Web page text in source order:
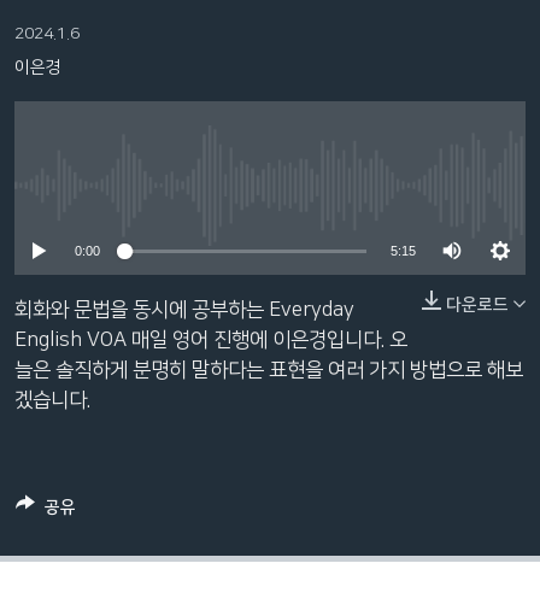
이
동
션
으
로
이
동
로
언어 선택
구독
2024.1.6
이은경
0:00 5:15
다운로드
회화와 문법을 동시에 공부하는 Everyday
English VOA 매일 영어 진행에 이은경입니다. 오
늘은 솔직하게 분명히 말하다는 표현을 여러 가지 방법으로 해보
겠습니다.
공유